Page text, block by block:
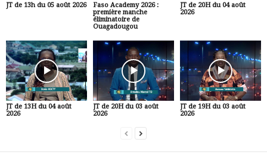
JT de 13h du 05 août 2026
Faso Academy 2026 :
première manche
éliminatoire de
Ouagadougou
JT de 20H du 04 août
2026
JT de 13H du 04 août
2026
JT de 20H du 03 août
2026
JT de 19H du 03 août
2026